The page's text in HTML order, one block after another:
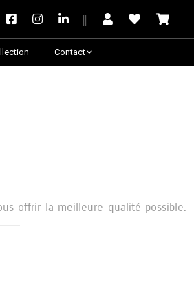
Contact
offrir la meilleure qualité possible.